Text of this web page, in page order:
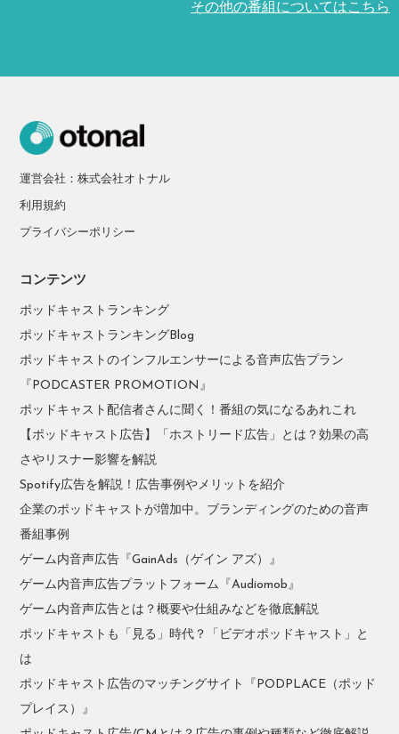
その他の番組についてはこちら
運営会社：株式会社オトナル
利用規約
プライバシーポリシー
コンテンツ
ポッドキャストランキング
ポッドキャストランキングBlog
ポッドキャストのインフルエンサーによる音声広告プラン
『PODCASTER PROMOTION』
ポッドキャスト配信者さんに聞く！番組の気になるあれこれ
【ポッドキャスト広告】「ホストリード広告」とは？効果の高
さやリスナー影響を解説
Spotify広告を解説！広告事例やメリットを紹介
企業のポッドキャストが増加中。ブランディングのための音声
番組事例
ゲーム内音声広告『GainAds（ゲイン アズ）』
ゲーム内音声広告プラットフォーム『Audiomob』
ゲーム内音声広告とは？概要や仕組みなどを徹底解説
ポッドキャストも「見る」時代？「ビデオポッドキャスト」と
は
ポッドキャスト広告のマッチングサイト『PODPLACE（ポッド
プレイス）』